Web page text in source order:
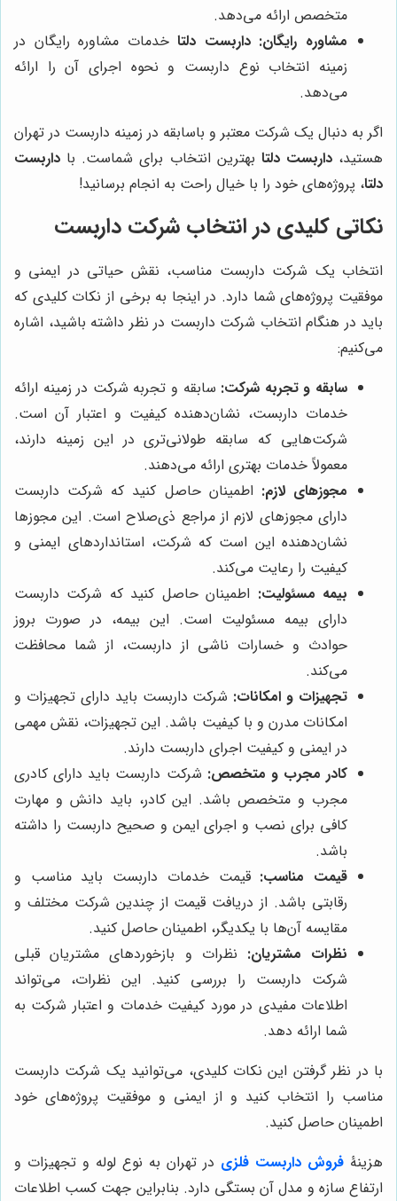
متخصص ارائه می‌دهد.
مشاوره رایگان: داربست دلتاخدمات مشاوره رایگان در
زمینه انتخاب نوع داربست و نحوه اجرای آن را ارائه
می‌دهد.
اگر به دنبال یک شرکت معتبر و باسابقه در زمینه داربست در تهران
هستید،داربست دلتا بهترین انتخاب برای شماست. با داربست
دلتا، پروژه‌های خود را با خیال راحت به انجام برسانید!
نکاتی کلیدی در انتخاب شرکت داربست
انتخاب یک شرکت داربست مناسب، نقش حیاتی در ایمنی و
موفقیت پروژه‌های شما دارد. در اینجا به برخی از نکات کلیدی که
باید در هنگام انتخاب شرکت داربست در نظر داشته باشید، اشاره
می‌کنیم:
سابقه و تجربه شرکت: سابقه و تجربه شرکت در زمینه ارائه
خدمات داربست، نشان‌دهنده کیفیت و اعتبار آن است.
شرکت‌هایی که سابقه طولانی‌تری در این زمینه دارند،
معمولاً خدمات بهتری ارائه می‌دهند.
مجوزهای لازم: اطمینان حاصل کنید که شرکت داربست
دارای مجوزهای لازم از مراجع ذی‌صلاح است. این مجوزها
نشان‌دهنده این است که شرکت، استانداردهای ایمنی و
کیفیت را رعایت می‌کند.
بیمه مسئولیت: اطمینان حاصل کنید که شرکت داربست
دارای بیمه مسئولیت است. این بیمه، در صورت بروز
حوادث و خسارات ناشی از داربست، از شما محافظت
می‌کند.
تجهیزات و امکانات: شرکت داربست باید دارای تجهیزات و
امکانات مدرن و با کیفیت باشد. این تجهیزات، نقش مهمی
در ایمنی و کیفیت اجرای داربست دارند.
کادر مجرب و متخصص: شرکت داربست باید دارای کادری
مجرب و متخصص باشد. این کادر، باید دانش و مهارت
کافی برای نصب و اجرای ایمن و صحیح داربست را داشته
باشد.
قیمت مناسب: قیمت خدمات داربست باید مناسب و
رقابتی باشد. از دریافت قیمت از چندین شرکت مختلف و
مقایسه آن‌ها با یکدیگر، اطمینان حاصل کنید.
نظرات مشتریان: نظرات و بازخوردهای مشتریان قبلی
شرکت داربست را بررسی کنید. این نظرات، می‌تواند
اطلاعات مفیدی در مورد کیفیت خدمات و اعتبار شرکت به
شما ارائه دهد.
با در نظر گرفتن این نکات کلیدی، می‌توانید یک شرکت داربست
مناسب را انتخاب کنید و از ایمنی و موفقیت پروژه‌های خود
اطمینان حاصل کنید.
هزینۀ فروش داربست فلزی در تهران به نوع لوله و تجهیزات و
ارتفاع سازه و مدل آن بستگی دارد. بنابراین جهت کسب اطلاعات